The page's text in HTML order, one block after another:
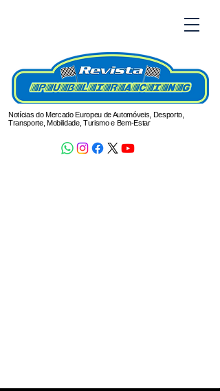
Notícias do Mercado Europeu de Automóveis, Desporto,
Transporte, Mobilidade, Turismo e Bem-Estar